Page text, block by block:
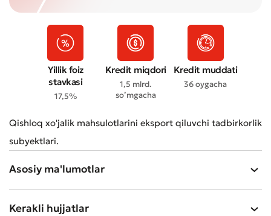
Yillik foiz
stavkasi
17,5%
Kredit miqdori
1,5 mlrd.
so’mgacha
Kredit muddati
36 oygacha
Qishloq xo'jalik mahsulotlarini eksport qiluvchi tadbirkorlik
subyektlari.
Asosiy ma'lumotlar
Kerakli hujjatlar